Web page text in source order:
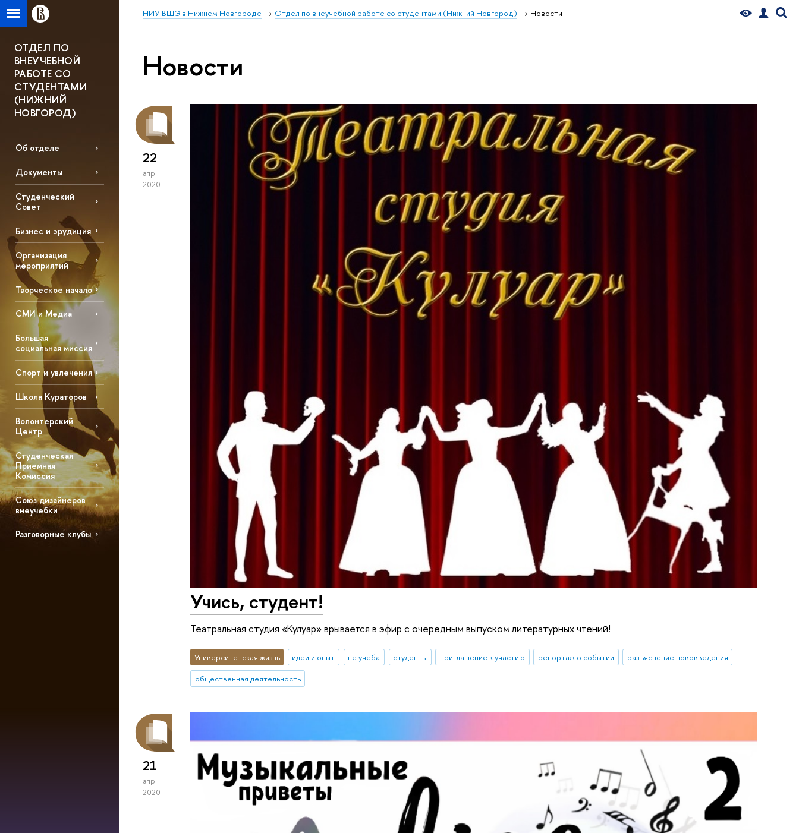
НИУ ВШЭ в Нижнем Новгороде Отдел по внеучебной работе со студентами (Нижний Новгород) Новости
ОТДЕЛ ПО
ВНЕУЧЕБНОЙ
РАБОТЕ СО
СТУДЕНТАМИ
(НИЖНИЙ
НОВГОРОД)
Об отделе
Документы
Студенческий
Совет
Бизнес и эрудиция
Организация
мероприятий
Творческое начало
СМИ и Медиа
Большая
социальная миссия
Спорт и увлечения
Школа Кураторов
Волонтерский
Центр
Студенческая
Приемная
Комиссия
Союз дизайнеров
внеучебки
Разговорные клубы
Новости
22
апр
2020
Учись, студент!
Театральная студия «Кулуар» врывается в эфир с очередным выпуском литературных чтений!
Университетская жизнь идеи и опыт не учеба студенты приглашение к участию репортаж о событии
разъяснение нововведения
общественная деятельность
21
апр
2020